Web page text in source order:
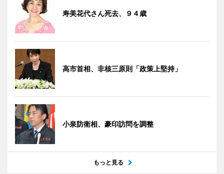
寿美花代さん死去、９４歳
高市首相、非核三原則「政策上堅持」
小泉防衛相、豪印訪問を調整
もっと見る